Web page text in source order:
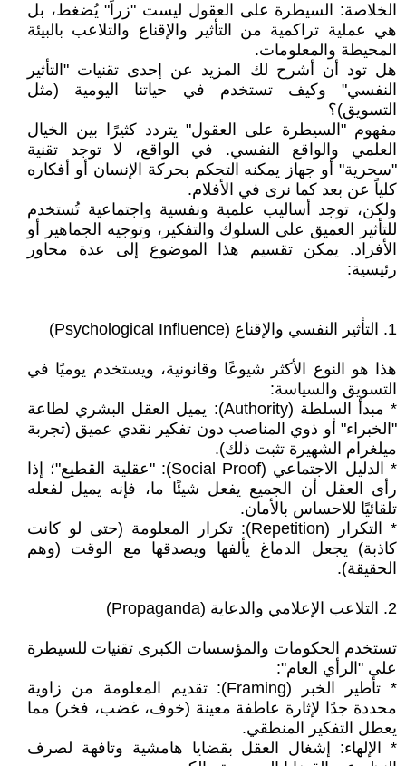
‎الخلاصة: السيطرة على العقول ليست "زراً" يُضغط، بل
هي عملية تراكمية من التأثير والإقناع والتلاعب بالبيئة
المحيطة والمعلومات.
‎هل تود أن أشرح لك المزيد عن إحدى تقنيات "التأثير
النفسي" وكيف تستخدم في حياتنا اليومية (مثل
التسويق)؟
‎مفهوم "السيطرة على العقول" يتردد كثيرًا بين الخيال
العلمي والواقع النفسي. في الواقع، لا توجد تقنية
"سحرية" أو جهاز يمكنه التحكم بحركة الإنسان أو أفكاره
كلياً عن بعد كما نرى في الأفلام.
‎ولكن، توجد أساليب علمية ونفسية واجتماعية تُستخدم
للتأثير العميق على السلوك والتفكير، وتوجيه الجماهير أو
الأفراد. يمكن تقسيم هذا الموضوع إلى عدة محاور
رئيسية:
‎1. التأثير النفسي والإقناع (Psychological Influence)
‎هذا هو النوع الأكثر شيوعًا وقانونية، ويستخدم يوميًا في
التسويق والسياسة:
* مبدأ السلطة (Authority): يميل العقل البشري لطاعة
"الخبراء" أو ذوي المناصب دون تفكير نقدي عميق (تجربة
ميلغرام الشهيرة تثبت ذلك).
* الدليل الاجتماعي (Social Proof): "عقلية القطيع"؛ إذا
رأى العقل أن الجميع يفعل شيئًا ما، فإنه يميل لفعله
تلقائيًا للاحساس بالأمان.
* التكرار (Repetition): تكرار المعلومة (حتى لو كانت
كاذبة) يجعل الدماغ يألفها ويصدقها مع الوقت (وهم
الحقيقة).
‎2. التلاعب الإعلامي والدعاية (Propaganda)
‎تستخدم الحكومات والمؤسسات الكبرى تقنيات للسيطرة
على "الرأي العام":
* تأطير الخبر (Framing): تقديم المعلومة من زاوية
محددة جدًا لإثارة عاطفة معينة (خوف، غضب، فخر) مما
يعطل التفكير المنطقي.
* الإلهاء: إشغال العقل بقضايا هامشية وتافهة لصرف